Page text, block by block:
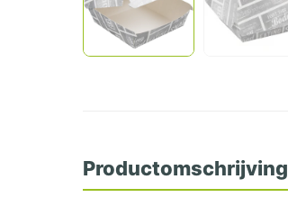
Productomschrijving